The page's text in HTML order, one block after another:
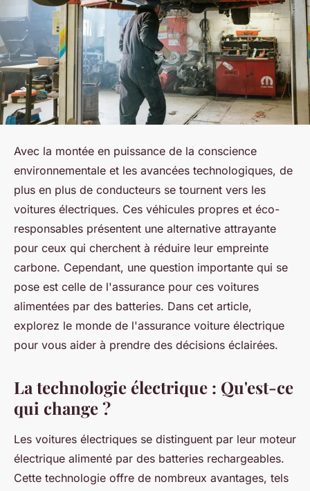
Avec la montée en puissance de la conscience
environnementale et les avancées technologiques, de
plus en plus de conducteurs se tournent vers les
voitures électriques. Ces véhicules propres et éco-
responsables présentent une alternative attrayante
pour ceux qui cherchent à réduire leur empreinte
carbone. Cependant, une question importante qui se
pose est celle de l'assurance pour ces voitures
alimentées par des batteries. Dans cet article,
explorez le monde de l'assurance voiture électrique
pour vous aider à prendre des décisions éclairées.
La technologie électrique : Qu'est-ce
qui change ?
Les voitures électriques se distinguent par leur moteur
électrique alimenté par des batteries rechargeables.
Cette technologie offre de nombreux avantages, tels